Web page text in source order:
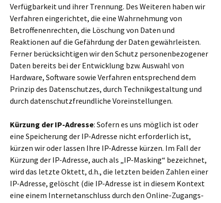
Verfügbarkeit und ihrer Trennung. Des Weiteren haben wir
Verfahren eingerichtet, die eine Wahrnehmung von
Betroffenenrechten, die Löschung von Daten und
Reaktionen auf die Gefährdung der Daten gewährleisten.
Ferner berücksichtigen wir den Schutz personenbezogener
Daten bereits bei der Entwicklung bzw. Auswahl von
Hardware, Software sowie Verfahren entsprechend dem
Prinzip des Datenschutzes, durch Technikgestaltung und
durch datenschutzfreundliche Voreinstellungen.
Kürzung der IP-Adresse: Sofern es uns möglich ist oder
eine Speicherung der IP-Adresse nicht erforderlich ist,
kürzen wir oder lassen Ihre IP-Adresse kürzen. Im Fall der
Kürzung der IP-Adresse, auch als „IP-Masking“ bezeichnet,
wird das letzte Oktett, d.h., die letzten beiden Zahlen einer
IP-Adresse, gelöscht (die IP-Adresse ist in diesem Kontext
eine einem Internetanschluss durch den Online-Zugangs-